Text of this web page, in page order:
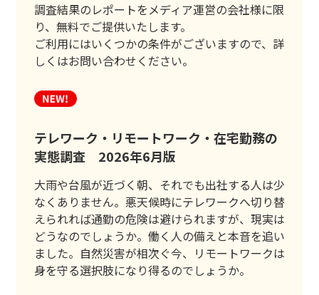
調査結果のレポートをメディア運営の会社様に限
り、無料でご提供いたします。
ご利用にはいくつかの条件がございますので、詳
しくはお問い合わせください。
テレワーク・リモートワーク・在宅勤務の
実態調査 2026年6月版
大雨や台風が近づく朝、それでも出社する人は少
なくありません。悪天候時にテレワークへ切り替
えられれば通勤の危険は避けられますが、現実は
どうなのでしょうか。働く人の備えと本音を追い
ました。自然災害が相次ぐ今、リモートワークは
身を守る選択肢になり得るのでしょうか。